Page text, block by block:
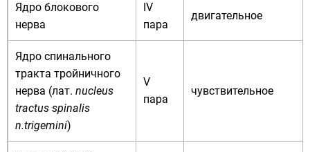
Ядро блокового
нерва
IV
пара
двигательное
Ядро спинального
тракта тройничного
нерва (лат. nucleus
tractus spinalis
n.trigemini)
V
пара
чувствительное